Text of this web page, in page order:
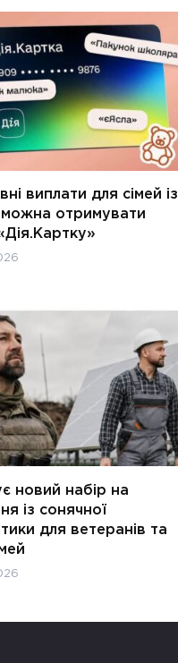
виплати для сімей із
можна отримувати
новий набір на
із сонячної
для ветеранів та